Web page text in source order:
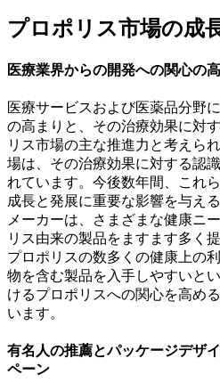
プロポリス市場の成
医療業界からの開発への関心の
医療サービスおよび医薬品分野
の高まりと、その治療効果に対
リス市場の主な推進力と考えら
場は、その治療効果に対する認
れています。今後数年間、これ
成長と発展に重要な影響を与え
メーカーは、さまざまな健康ニ
リス由来の製品をますます多く
プロポリスの数多くの健康上の
物を含む製品を入手しやすいと
けるプロポリスへの関心を高め
います。
有名人の推薦とパッケージデザ
ペーン